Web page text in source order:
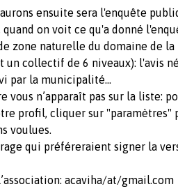
ensuite sera l'enquête
on voit ce qu'a donné
zone naturelle du domaine de
un collectif de 6 niveaux): l'avis
par la municipalité...
vous n’apparaît pas sur la liste:
profil, cliquer sur
voulues.
qui préféreraient signer la
acaviha/at/gmail.com